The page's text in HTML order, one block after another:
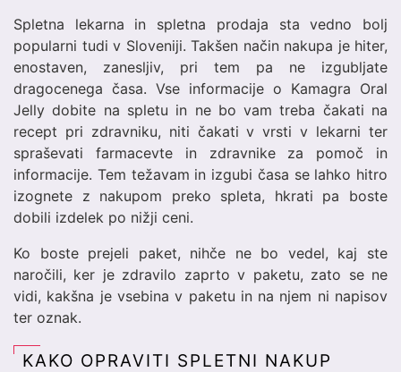
Spletna lekarna in spletna prodaja sta vedno bolj
popularni tudi v Sloveniji. Takšen način nakupa je hiter,
enostaven, zanesljiv, pri tem pa ne izgubljate
dragocenega časa. Vse informacije o Kamagra Oral
Jelly dobite na spletu in ne bo vam treba čakati na
recept pri zdravniku, niti čakati v vrsti v lekarni ter
spraševati farmacevte in zdravnike za pomoč in
informacije. Tem težavam in izgubi časa se lahko hitro
izognete z nakupom preko spleta, hkrati pa boste
dobili izdelek po nižji ceni.
Ko boste prejeli paket, nihče ne bo vedel, kaj ste
naročili, ker je zdravilo zaprto v paketu, zato se ne
vidi, kakšna je vsebina v paketu in na njem ni napisov
ter oznak.
KAKO OPRAVITI SPLETNI NAKUP